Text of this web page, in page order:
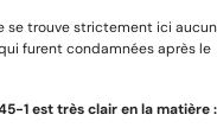
se trouve strictement ici
furent condamnées après le
1 est très clair en la matière :